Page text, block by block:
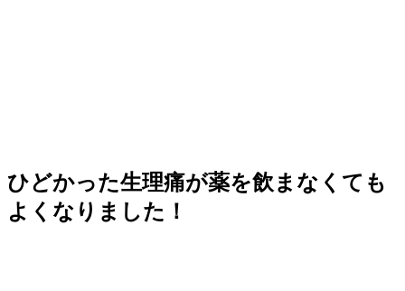
ひどかった生理痛が薬を飲まなくても
よくなりました！